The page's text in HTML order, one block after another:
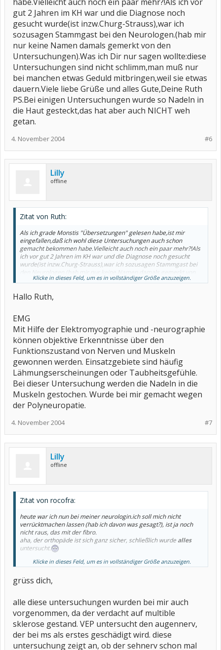
gut 2 Jahren im KH war und die Diagnose noch
gesucht wurde(ist inzw.Churg-Strauss),war ich
sozusagen Stammgast bei den Neurologen.(hab mir
nur keine Namen damals gemerkt von den
Untersuchungen).Was ich Dir nur sagen wollte:diese
Untersuchungen sind nicht schlimm,man muß nur
bei manchen etwas Geduld mitbringen,weil sie etwas
dauern.Viele liebe Grüße und alles Gute,Deine Ruth
PS.Bei einigen Untersuchungen wurde so Nadeln in
die Haut gesteckt,das hat aber auch NICHT weh
getan.
#6
4. November 2004
Lilly
offline
Zitat von Ruth:
Als ich grade Monstis "Übersetzungen" gelesen habe,ist mir
eingefallen,daß ich wohl diese Untersuchungen auch schon
gemacht bekommen habe.Vielleicht auch noch ein paar mehr?!Als
ich vor gut 2 Jahren im KH war und die Diagnose noch gesucht
wurde(ist inzw.Churg-Strauss),war ich sozusagen Stammgast bei
den Neurologen.(hab mir nur keine Namen damals gemerkt von
den Untersuchungen).Was ich Dir nur sagen wollte:diese
etwas Geduld mitbringen,weil sie etwas dauern.Viele liebe Grüße
gesteckt,das hat aber auch NICHT weh getan.
Klicke in dieses Feld, um es in vollständiger Größe anzuzeigen.
Hallo Ruth,
EMG
Mit Hilfe der Elektromyographie und -neurographie
können objektive Erkenntnisse über den
Funktionszustand von Nerven und Muskeln
gewonnen werden. Einsatzgebiete sind häufig
Lähmungserscheinungen oder Taubheitsgefühle.
Bei dieser Untersuchung werden die Nadeln in die
Muskeln gestochen. Wurde bei mir gemacht wegen
der Polyneuropatie.
#7
4. November 2004
Lilly
offline
Zitat von rocofra:
heute war ich nun bei meiner neurologin.ich soll mich nicht
verrücktmachen lassen (hab ich davon was gesagt?), ist ja noch
nicht raus, das mit der fibro.
aha, der orthopäde ist sich ganz sicher, schließlich wurde alles
untersucht.
jedenfalls schließt sie nun erstmal weiter aus, was ja auch ok ist.
). irgendwas mit eisen (davon hab ich hier schon mal gelesen)
der hws. überall steht noch:parästhesien der extremitäten,
störung der feinmotorik undvestibulärfunktion dd. kann mir die
roten
begriffe mal jemand erklären? leider spielt mir mein
oberstübchen im mom einen streich nach dem anderen, habe nicht
viel verstanden, obwohl sie´s erklärt hat. polyneuropatie
noch möglich.
Klicke in dieses Feld, um es in vollständiger Größe anzuzeigen.
grüss dich,
alle diese untersuchungen wurden bei mir auch
vorgenommen, da der verdacht auf multible
sklerose gestand. VEP untersucht den augennerv,
der bei ms als erstes geschädigt wird. diese
untersuchung zeigt an, ob der sehnerv schon mal